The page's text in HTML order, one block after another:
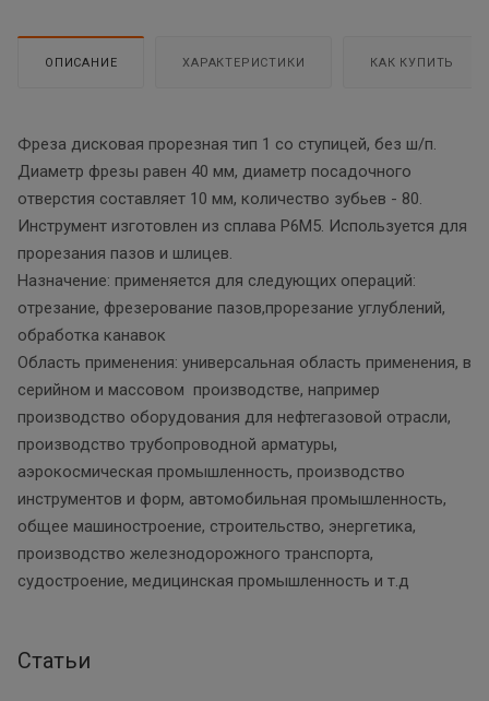
ОПИСАНИЕ ХАРАКТЕРИСТИКИ КАК КУПИТЬ
Фреза дисковая прорезная тип 1 со ступицей, без ш/п.
Диаметр фрезы равен 40 мм, диаметр посадочного
отверстия составляет 10 мм, количество зубьев - 80.
Инструмент изготовлен из сплава Р6М5. Используется для
прорезания пазов и шлицев.
Назначение: применяется для следующих операций:
отрезание, фрезерование пазов,прорезание углублений,
обработка канавок
Область применения: универсальная область применения, в
серийном и массовом производстве, например
производство оборудования для нефтегазовой отрасли,
производство трубопроводной арматуры,
аэрокосмическая промышленность, производство
инструментов и форм, автомобильная промышленность,
общее машиностроение, строительство, энергетика,
производство железнодорожного транспорта,
судостроение, медицинская промышленность и т.д
Статьи